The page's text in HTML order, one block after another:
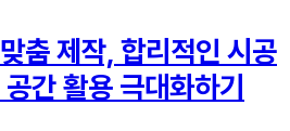
춤 제작, 합리적인 시공
간 활용 극대화하기